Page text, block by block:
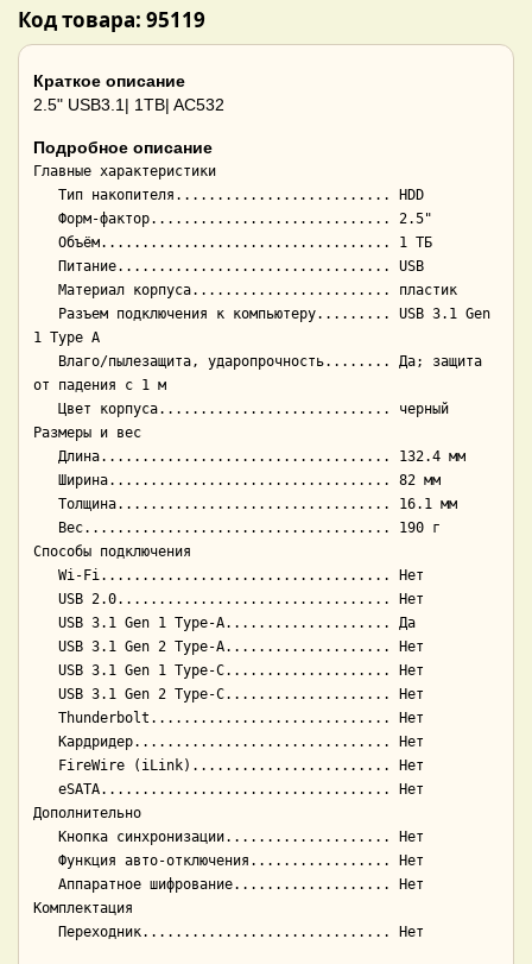
Код товара: 95119
Краткое описание
2.5" USB3.1| 1TB| AC532
Подробное описание
Главные характеристики
1 Type A
от падения с 1 м
Размеры и вес
Способы подключения
Дополнительно
Комплектация